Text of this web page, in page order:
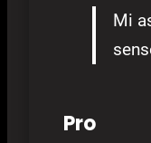
Mi
Pro